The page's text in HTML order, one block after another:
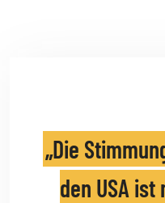
Die
den USA